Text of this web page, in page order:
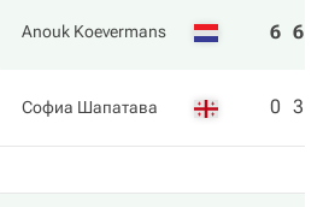
Anouk Koevermans 6 6
Софиа Шапатава 0 3